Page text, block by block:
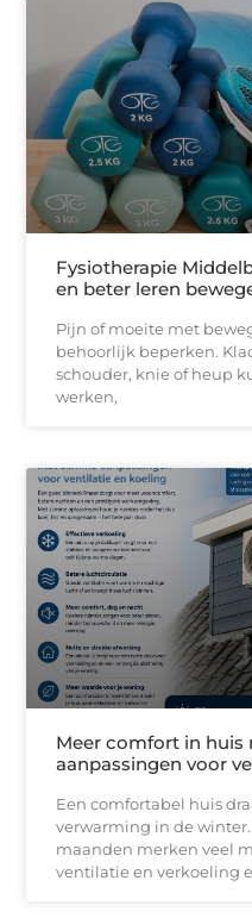
Fysiotherapie
en beter leren
Pijn of moeite met
behoorlijk beperken.
schouder, knie of heup
werken,
Meer comfort in huis
aanpassingen voor
Een comfortabel huis
verwarming in de
maanden merken veel
ventilatie en verkoeling